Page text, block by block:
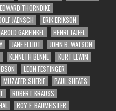
EDWARD THORNDIKE
JAENSCH
ERIK ERIKSON
GARFINKEL
HENRI TAJFEL
JANE ELLIOT
JOHN B. WATSON
KENNETH BENNE
KURT LEWIN
LEON FESTINGER
MUZAFER SHERIF
PAUL SHEATS
ROBERT KRAUSS
ROY F. BAUMEISTER